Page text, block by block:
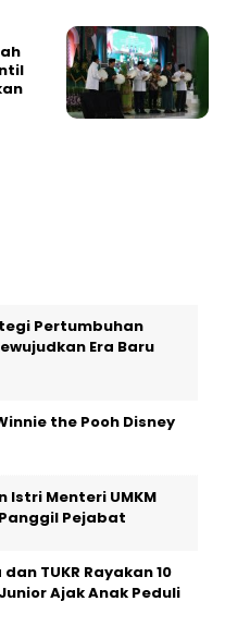
Pertumbuhan
Era Baru
the Pooh Disney
Istri Menteri UMKM
Pejabat
TUKR Rayakan 10
Ajak Anak Peduli